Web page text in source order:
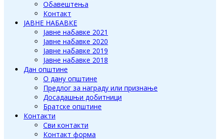
Обавештења
Контакт
ЈАВНЕ НАБАВКЕ
Јавне набавке 2021
Јавне набавке 2020
Јавне набавке 2019
Јавне набавке 2018
Дан општине
О дану општине
Предлог за награду или признање
Досадашњи добитници
Братске општине
Контакти
Сви контакти
Контакт форма